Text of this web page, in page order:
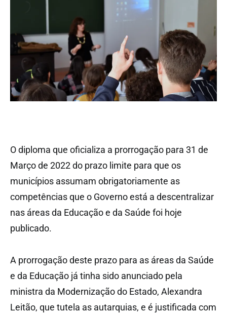
O diploma que oficializa a prorrogação para 31 de
Março de 2022 do prazo limite para que os
municípios assumam obrigatoriamente as
competências que o Governo está a descentralizar
nas áreas da Educação e da Saúde foi hoje
publicado.
A prorrogação deste prazo para as áreas da Saúde
e da Educação já tinha sido anunciado pela
ministra da Modernização do Estado, Alexandra
Leitão, que tutela as autarquias, e é justificada com